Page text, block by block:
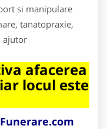
si manipulare
tanatopraxie,
ajutor
afacerea
locul este